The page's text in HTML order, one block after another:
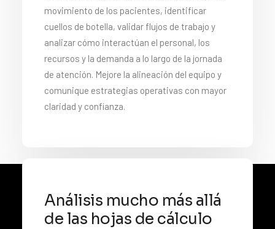
movimiento de los pacientes, identificar
cuellos de botella, validar flujos de trabajo y
analizar cómo interactúan el personal, los
recursos y la demanda a lo largo de la jornada
de atención. Mejore la alineación del equipo y
comunique estrategias operativas con mayor
claridad y confianza.
Análisis mucho más allá
de las hojas de cálculo